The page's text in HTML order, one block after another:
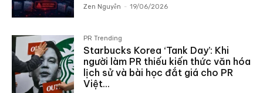
Zen Nguyễn - 19/06/2026
PR Trending
Starbucks Korea ‘Tank Day’: Khi
người làm PR thiếu kiến thức văn hóa
lịch sử và bài học đắt giá cho PR
Việt...